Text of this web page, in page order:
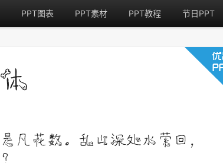
PPT图表 PPT素材 PPT教程 节日PPT